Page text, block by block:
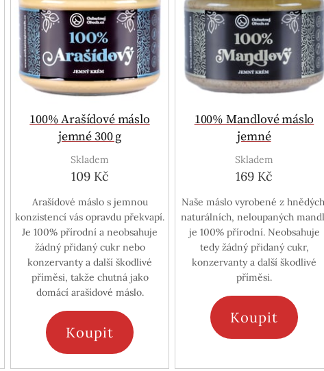
100% Arašídové máslo
jemné 300 g
Skladem
109 Kč
Arašídové máslo s jemnou
konzistencí vás opravdu překvapí.
Je 100% přírodní a neobsahuje
žádný přidaný cukr nebo
konzervanty a další škodlivé
příměsi, takže chutná jako
domácí arašídové máslo.
Koupit
100% Mandlové máslo
jemné
Skladem
169 Kč
Naše máslo vyrobené z
naturálních, neloupaných
je 100% přírodní. Neobsahuje
tedy žádný přidaný cukr,
konzervanty a další škodlivé
příměsi.
Koupit